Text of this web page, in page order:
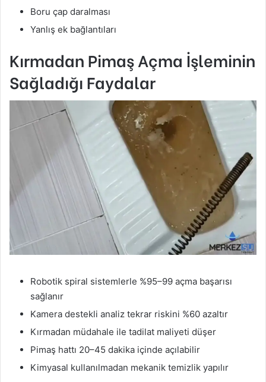
Boru çap daralması
Yanlış ek bağlantıları
Kırmadan Pimaş Açma İşleminin
Sağladığı Faydalar
Robotik spiral sistemlerle %95–99 açma başarısı
sağlanır
Kamera destekli analiz tekrar riskini %60 azaltır
Kırmadan müdahale ile tadilat maliyeti düşer
Pimaş hattı 20–45 dakika içinde açılabilir
Kimyasal kullanılmadan mekanik temizlik yapılır